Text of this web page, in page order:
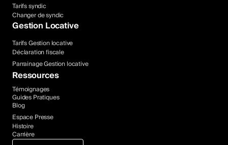
Tarifs syndic
Changer de syndic
Gestion Locative
Tarifs Gestion locative
Déclaration fiscale
Parrainage Gestion locative
Ressources
Témoignages
Guides Pratiques
Blog
Espace Presse
Histoire
Carrière